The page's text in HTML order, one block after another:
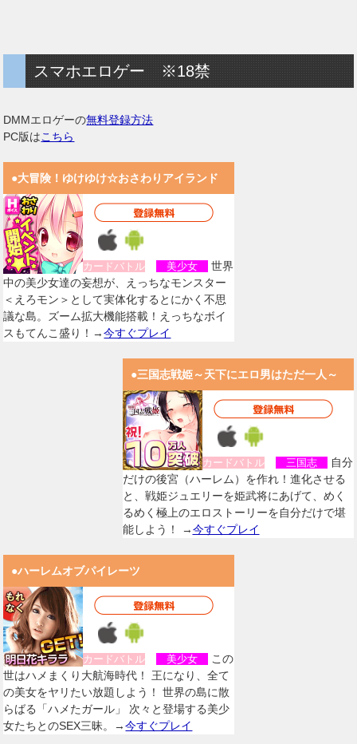
スマホエロゲー ※18禁
DMMエロゲーの無料登録方法
PC版はこちら
●大冒険！ゆけゆけ☆おさわりアイランド
カードバトル 美少女
世界
中の美少女達の妄想が、えっちなモンスター
＜えろモン＞として実体化するとにかく不思
議な島。ズーム拡大機能搭載！えっちなボイ
スもてんこ盛り！→今すぐプレイ
●三国志戦姫～天下にエロ男はただ一人～
カードバトル 三国志
自分
だけの後宮（ハーレム）を作れ！進化させる
と、戦姫ジュエリーを姫武将にあげて、めく
るめく極上のエロストーリーを自分だけで堪
能しよう！ →今すぐプレイ
●ハーレムオブパイレーツ
カードバトル 美少女
この
世はハメまくり大航海時代！ 王になり、全て
の美女をヤリたい放題しよう！ 世界の島に散
らばる「ハメたガール」 次々と登場する美少
女たちとのSEX三昧。→今すぐプレイ